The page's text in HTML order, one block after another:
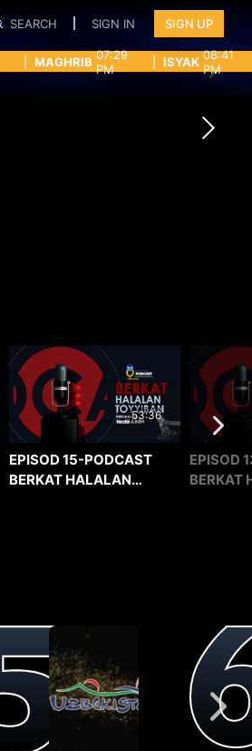
SEARCH SIGN IN SIGN UP
MAGHRIB 07:29
PM
ISYAK 08:41
PM
53:36
EPISOD 15-PODCAST
BERKAT HALALAN
EPISOD
BERKAT